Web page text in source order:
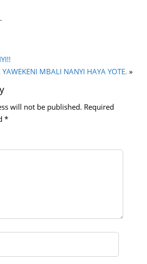
YAWEKENI MBALI NANYI HAYA YOTE. »
will not be published. Required
*